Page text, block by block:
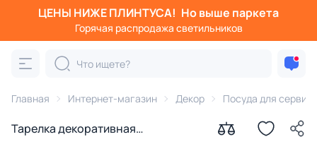
ЦЕНЫ НИЖЕ ПЛИНТУСА! Но выше паркета
Горячая распродажа светильников
Главная Интернет-магазин Декор Посуда для
Тарелка декоративная